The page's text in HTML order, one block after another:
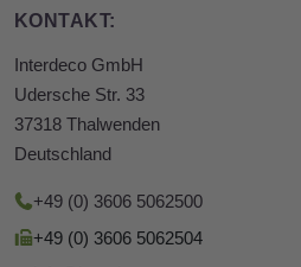
KONTAKT:
Interdeco GmbH
Udersche Str. 33
37318 Thalwenden
Deutschland
+49 (0) 3606 5062500
+49 (0) 3606 5062504